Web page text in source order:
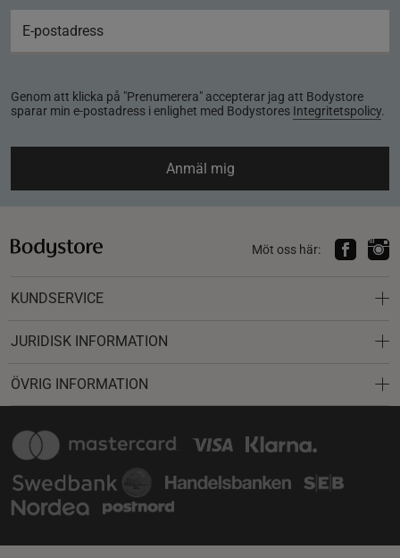
Genom att klicka på "Prenumerera" accepterar jag att Bodystore
sparar min e-postadress i enlighet med Bodystores Integritetspolicy.
Anmäl mig
Möt oss här:
KUNDSERVICE
JURIDISK INFORMATION
ÖVRIG INFORMATION